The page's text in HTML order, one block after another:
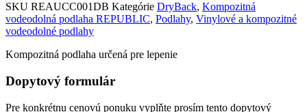
SKU REAUCC001DB Kategórie DryBack, Kompozitná
vodeodolná podlaha REPUBLIC, Podlahy, Vinylové a kompozitné
vodeodolné podlahy
Kompozitná podlaha určená pre lepenie
Dopytový formulár
Pre konkrétnu cenovú ponuku vyplňte prosím tento dopytový